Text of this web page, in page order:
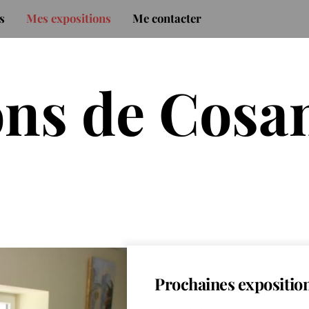
Mes expositions Me contacter
de
Prochaines